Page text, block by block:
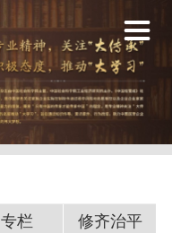
专栏 修齐治平